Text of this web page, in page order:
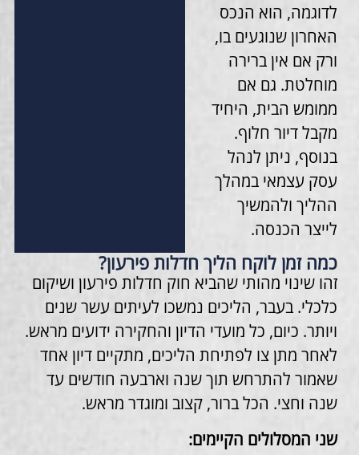
לדוגמה, הוא הנכס
האחרון שנוגעים בו,
ורק אם אין ברירה
מוחלטת. גם אם
ממומש הבית, היחיד
מקבל דיור חלוף.
בנוסף, ניתן לנהל
עסק עצמאי במהלך
ההליך ולהמשיך
לייצר הכנסה.
כמה זמן לוקח הליך חדלות פירעון?
זהו שינוי מהותי שהביא חוק חדלות פירעון ושיקום
כלכלי. בעבר, הליכים נמשכו לעיתים עשר שנים
ויותר. כיום, כל מועדי הדיון והחקירה ידועים מראש.
לאחר מתן צו לפתיחת הליכים, מתקיים דיון אחד
שאמור להתרחש תוך שנה וארבעה חודשים עד
שנה וחצי. הכל ברור, קצוב ומוגדר מראש.
שני המסלולים הקיימים: